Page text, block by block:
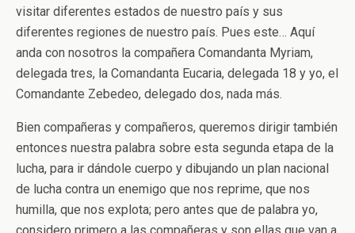
visitar diferentes estados de nuestro país y sus
diferentes regiones de nuestro país. Pues este… Aquí
anda con nosotros la compañera Comandanta Myriam,
delegada tres, la Comandanta Eucaria, delegada 18 y yo, el
Comandante Zebedeo, delegado dos, nada más.
Bien compañeras y compañeros, queremos dirigir también
entonces nuestra palabra sobre esta segunda etapa de la
lucha, para ir dándole cuerpo y dibujando un plan nacional
de lucha contra un enemigo que nos reprime, que nos
humilla, que nos explota; pero antes que de palabra yo,